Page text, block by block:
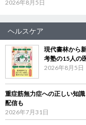
2026年8月5日
ヘルスケア
現代書林から
考塾の15人の
2026年8月5日
重症筋無力症への正しい知
配信も
2026年7月31日